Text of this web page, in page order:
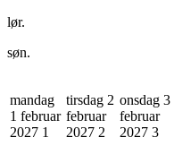
lør.
søn.
mandag
1 februar
2027 1
tirsdag 2
februar
2027 2
onsdag 3
februar
2027 3